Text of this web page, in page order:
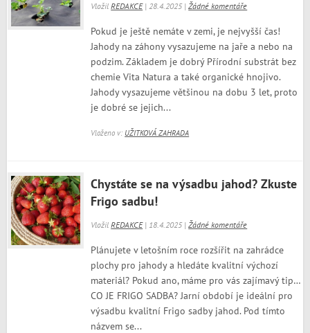
VložilREDAKCE| 28.4.2025 |Žádné komentáře
Pokud je ještě nemáte v zemi, je nejvyšší čas!
Jahody na záhony vysazujeme na jaře a nebo na
podzim. Základem je dobrý Přírodní substrát bez
chemie Vita Natura a také organické hnojivo.
Jahody vysazujeme většinou na dobu 3 let, proto
je dobré se jejich...
Vloženo v: UŽITKOVÁ ZAHRADA
Chystáte se na výsadbu jahod? Zkuste
Frigo sadbu!
VložilREDAKCE| 18.4.2025 |Žádné komentáře
Plánujete v letošním roce rozšířit na zahrádce
plochy pro jahody a hledáte kvalitní výchozí
materiál? Pokud ano, máme pro vás zajímavý tip…
CO JE FRIGO SADBA? Jarní období je ideální pro
výsadbu kvalitní Frigo sadby jahod. Pod tímto
názvem se...